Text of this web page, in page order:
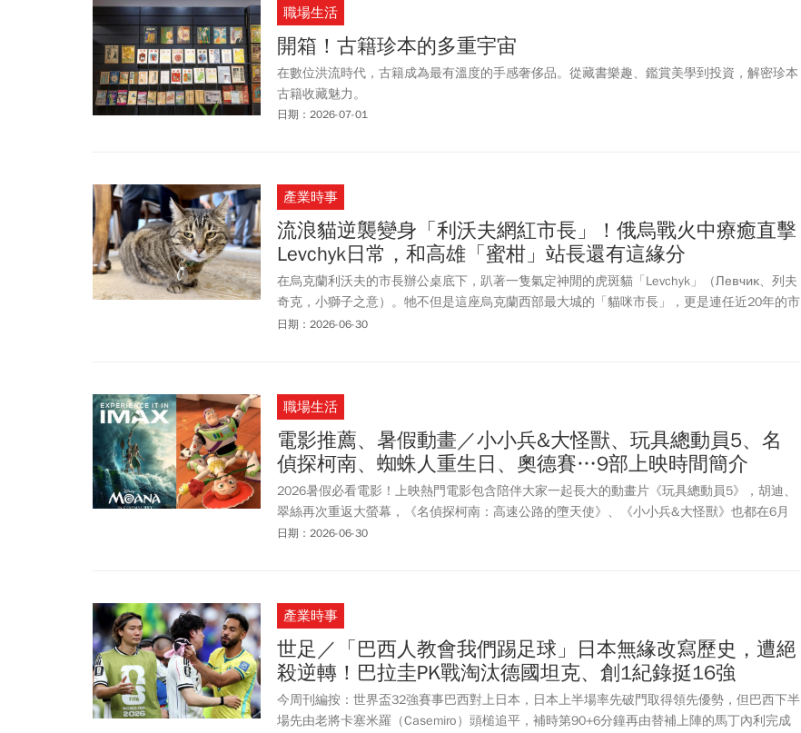
職場生活
開箱！古籍珍本的多重宇宙
在數位洪流時代，古籍成為最有溫度的手感奢侈品。從藏書樂趣、鑑賞美學到投資，解密珍本
古籍收藏魅力。
日期：2026-07-01
產業時事
流浪貓逆襲變身「利沃夫網紅市長」！俄烏戰火中療癒直擊
Levchyk日常，和高雄「蜜柑」站長還有這緣分
在烏克蘭利沃夫的市長辦公桌底下，趴著一隻氣定神閒的虎斑貓「Levchyk」（Левчик、列夫
奇克，小獅子之意）。牠不但是這座烏克蘭西部最大城的「貓咪市長」，更是連任近20年的市
長薩多維（Andriy Sadovyi）最寵愛副手（deputy）。在俄烏戰爭未歇之際，貿協董事長黃志
市的韌性與溫度。無獨有偶，遠在8600公里外的高雄市，也有隻在2020年「上任」的貓站長
「蜜柑」，讓兩座在2025年底結盟的姊妹市，意外因貓結緣，也同時撫慰著兩國的人心。
日期：2026-06-30
職場生活
電影推薦、暑假動畫／小小兵&大怪獸、玩具總動員5、名
偵探柯南、蜘蛛人重生日、奧德賽…9部上映時間簡介
2026暑假必看電影！上映熱門電影包含陪伴大家一起長大的動畫片《玩具總動員5》，胡迪、
翠絲再次重返大螢幕，《名偵探柯南：高速公路的墮天使》、《小小兵&大怪獸》也都在6月
底上映。另外，名導克里斯多夫諾蘭砸2.5億美元拍攝的史詩級大片《奧德賽》，以及來勢洶
日期：2026-06-30
產業時事
世足／「巴西人教會我們踢足球」日本無緣改寫歷史，遭絕
殺逆轉！巴拉圭PK戰淘汰德國坦克、創1紀錄挺16強
今周刊編按：世界盃32強賽事巴西對上日本，日本上半場率先破門取得領先優勢，但巴西下半
場先由老將卡塞米羅（Casemiro）頭槌追平，補時第90+6分鐘再由替補上陣的馬丁內利完成